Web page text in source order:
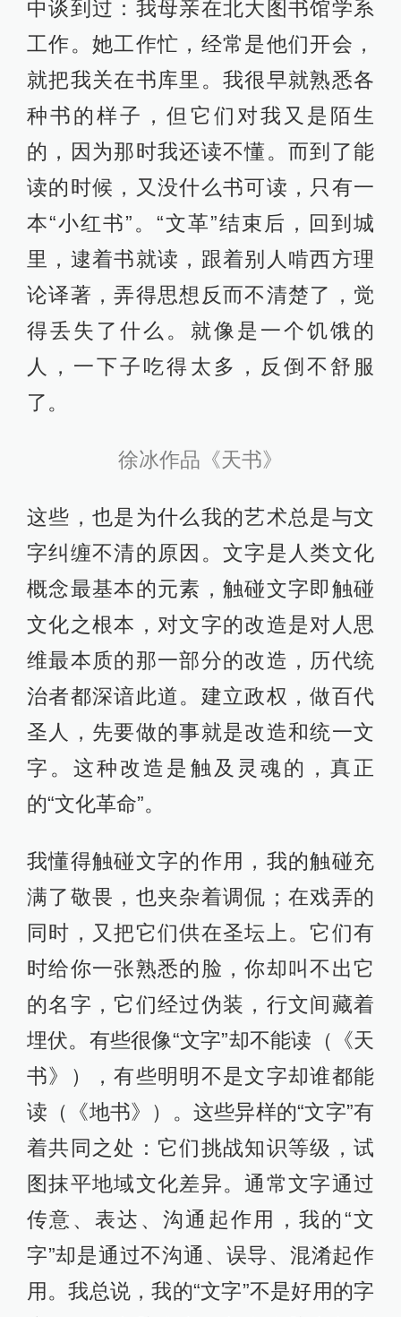
中谈到过：我母亲在北大图书馆学系
工作。她工作忙，经常是他们开会，
就把我关在书库里。我很早就熟悉各
种书的样子，但它们对我又是陌生
的，因为那时我还读不懂。而到了能
读的时候，又没什么书可读，只有一
本“小红书”。“文革”结束后，回到城
里，逮着书就读，跟着别人啃西方理
论译著，弄得思想反而不清楚了，觉
得丢失了什么。就像是一个饥饿的
人，一下子吃得太多，反倒不舒服
了。
徐冰作品《天书》
这些，也是为什么我的艺术总是与文
字纠缠不清的原因。文字是人类文化
概念最基本的元素，触碰文字即触碰
文化之根本，对文字的改造是对人思
维最本质的那一部分的改造，历代统
治者都深谙此道。建立政权，做百代
圣人，先要做的事就是改造和统一文
字。这种改造是触及灵魂的，真正
的“文化革命”。
我懂得触碰文字的作用，我的触碰充
满了敬畏，也夹杂着调侃；在戏弄的
同时，又把它们供在圣坛上。它们有
时给你一张熟悉的脸，你却叫不出它
的名字，它们经过伪装，行文间藏着
埋伏。有些很像“文字”却不能读（《天
书》），有些明明不是文字却谁都能
读（《地书》）。这些异样的“文字”有
着共同之处：它们挑战知识等级，试
图抹平地域文化差异。通常文字通过
传意、表达、沟通起作用，我的“文
字”却是通过不沟通、误导、混淆起作
用。我总说，我的“文字”不是好用的字